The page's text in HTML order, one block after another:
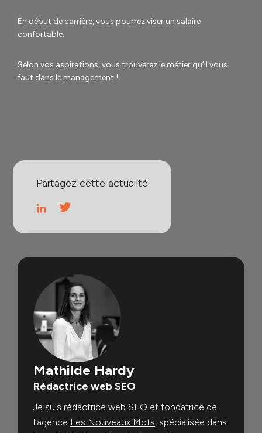
En début de carrière, vous pourrez viser un salaire
confortable.
Selon vos aspirations, vous trouverez le métier qu’il vous
faut dans le management !
Partagez cette actualité
Mathilde Hardy
Rédactrice web SEO
Je suis rédactrice web SEO et fondatrice de
l’agence Les Nouveaux Mots, spécialisée dans